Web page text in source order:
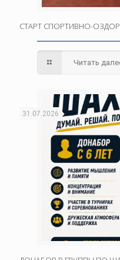
СТАРТ СПОРТИВНО-
Читать
31.07.2026